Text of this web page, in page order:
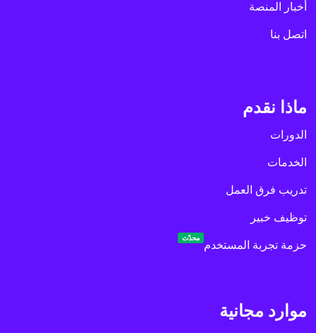
أخبار المنصة
اتصل بنا
ماذا نقدم
الدورات
الخدمات
تدريب فرق العمل
توظيف خبير
حزمة تجربة المستخدم
محدّث
موارد مجانية